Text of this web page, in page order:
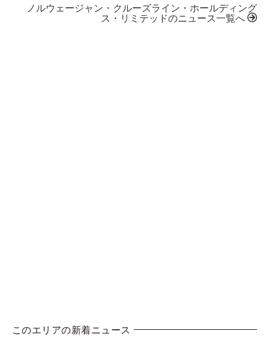
ノルウェージャン・クルーズライン・ホールディング
ス・リミテッドのニュース一覧へ
このエリアの新着ニュース